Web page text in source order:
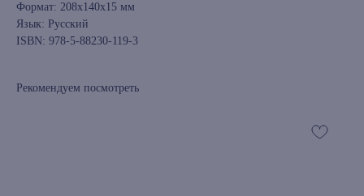
Формат: 208x140x15 мм
Язык: Русский
ISBN: 978-5-88230-119-3
Рекомендуем посмотреть